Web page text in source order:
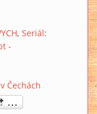
Seriál:
-
Čechách